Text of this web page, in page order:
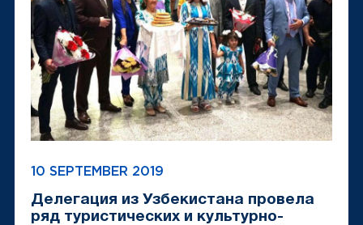
10 SEPTEMBER 2019
Делегация из Узбекистана провела
ряд туристических и культурно-